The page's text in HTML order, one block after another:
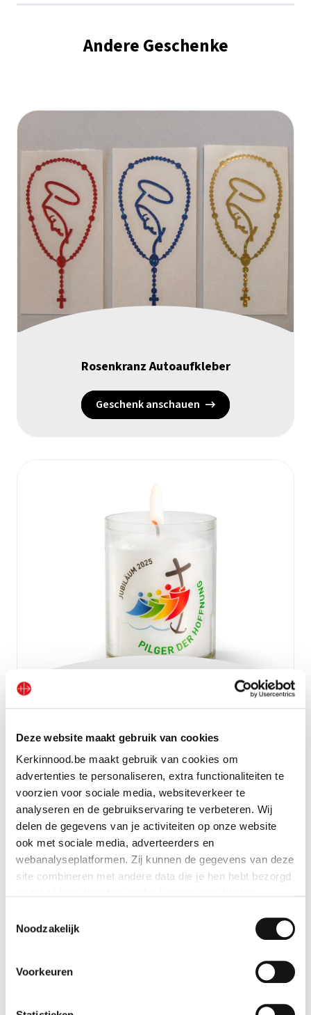
Deze website maakt gebruik van cookies
Kerkinnood.be maakt gebruik van cookies om
advertenties te personaliseren, extra functionaliteiten te
voorzien voor sociale media, websiteverkeer te
analyseren en de gebruikservaring te verbeteren. Wij
delen de gegevens van je activiteiten op onze website
ook met sociale media, adverteerders en
webanalyseplatformen. Zij kunnen de gegevens van deze
site combineren met andere data die je hen hebt bezorgd
Indien je dat toestaat, kunnen wij of onze partners onder
Informatie verzamelen over je geografische locatie
Bepaalde voorkeuren en profielen identificeren om
Noodzakelijk
Voorkeuren
Andere Geschenke
Rosenkranz Autoaufkleber
Geschenk anschauen
Geschenk anschauen